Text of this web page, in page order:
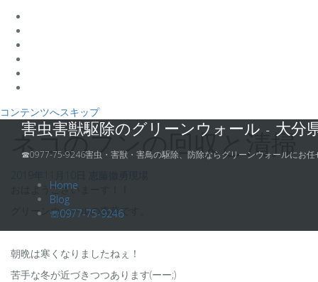
コンテンツへスキップ
害虫害獣駆除のグリーンウォール - 大分
☎0977-75-9246害虫・害獣・害鳥の駆除、防除ならグリーンウォールにお任
Home
Blog
☏0977-75-9246
ネコのフンの回収と清掃
おはようございまーす！！
グリーンウォールの惠藤です。
朝晩は寒くなりましたねぇ！
苦手な冬が近づきつつあります(ーー;)